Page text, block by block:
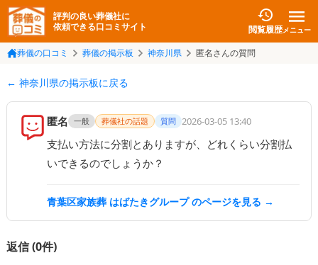
評判の良い葬儀社に
依頼できる口コミサイト
閲覧履歴メニュー
葬儀の口コミ 葬儀の掲示板 神奈川県 匿名さんの質問
← 神奈川県の掲示板に戻る
匿名 一般 葬儀社の話題 質問 2026-03-05 13:40
支払い方法に分割とありますが、どれくらい分割払
いできるのでしょうか？
青葉区家族葬 はばたきグループのページを見る →
返信 (0件)